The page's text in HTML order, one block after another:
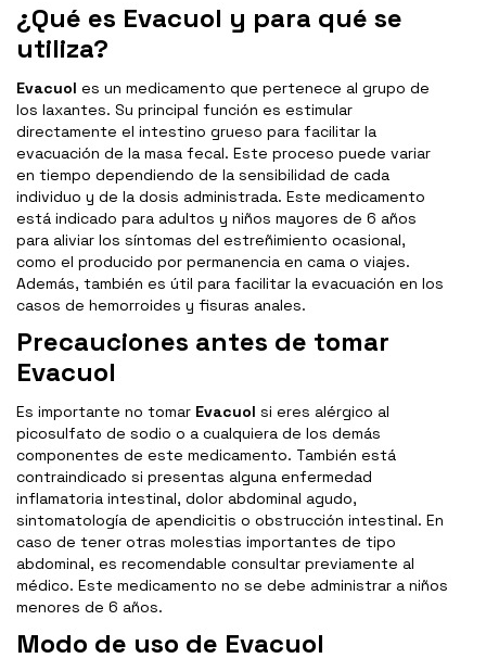
¿Qué es Evacuol y para qué se
utiliza?
Evacuol es un medicamento que pertenece al grupo de
los laxantes. Su principal función es estimular
directamente el intestino grueso para facilitar la
evacuación de la masa fecal. Este proceso puede variar
en tiempo dependiendo de la sensibilidad de cada
individuo y de la dosis administrada. Este medicamento
está indicado para adultos y niños mayores de 6 años
para aliviar los síntomas del estreñimiento ocasional,
como el producido por permanencia en cama o viajes.
Además, también es útil para facilitar la evacuación en los
casos de hemorroides y fisuras anales.
Precauciones antes de tomar
Evacuol
Es importante no tomar Evacuol si eres alérgico al
picosulfato de sodio o a cualquiera de los demás
componentes de este medicamento. También está
contraindicado si presentas alguna enfermedad
inflamatoria intestinal, dolor abdominal agudo,
sintomatología de apendicitis o obstrucción intestinal. En
caso de tener otras molestias importantes de tipo
abdominal, es recomendable consultar previamente al
médico. Este medicamento no se debe administrar a niños
menores de 6 años.
Modo de uso de Evacuol